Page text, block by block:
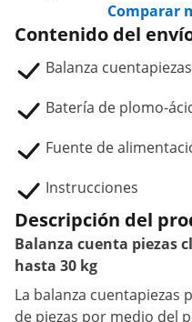
Comparar
Contenido del
Balanza
Batería de plomo-
Fuente de
Instrucciones
Descripción del
Balanza cuenta piezas
hasta 30 kg
La balanza
de piezas por medio del